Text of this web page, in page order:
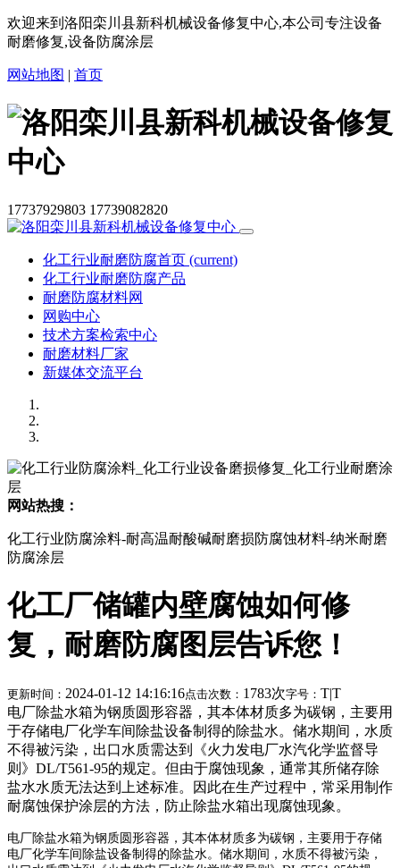
欢迎来到洛阳栾川县新科机械设备修复中心,本公司专注设备
耐磨修复,设备防腐涂层
网站地图 | 首页
17737929803 17739082820
化工行业耐磨防腐首页 (current)
化工行业耐磨防腐产品
耐磨防腐材料网
网购中心
技术方案检索中心
耐磨材料厂家
新媒体交流平台
网站热搜：
化工行业防腐涂料-耐高温耐酸碱耐磨损防腐蚀材料-纳米耐磨
防腐涂层
化工厂储罐内壁腐蚀如何修
复，耐磨防腐图层告诉您！
更新时间： 2024-01-12 14:16:16点击次数： 1783次字号： T|T
电厂除盐水箱为钢质圆形容器，其本体材质多为碳钢，主要用
于存储电厂化学车间除盐设备制得的除盐水。储水期间，水质
不得被污染，出口水质需达到《火力发电厂水汽化学监督导
则》DL/T561-95的规定。但由于腐蚀现象，通常其所储存除
盐水水质无法达到上述标准。因此在生产过程中，常采用制作
耐腐蚀保护涂层的方法，防止除盐水箱出现腐蚀现象。
电厂除盐水箱为钢质圆形容器，其本体材质多为碳钢，主要用于存储
电厂化学车间除盐设备制得的除盐水。储水期间，水质不得被污染，